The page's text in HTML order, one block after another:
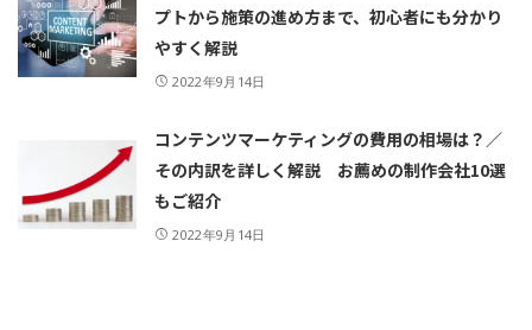
プトから施策の進め方まで、初心者にも分かり
やすく解説
2022年9月14日
コンテンツマーケティングの費用の相場は？／
その内訳を詳しく解説 お薦めの制作会社10選
もご紹介
2022年9月14日